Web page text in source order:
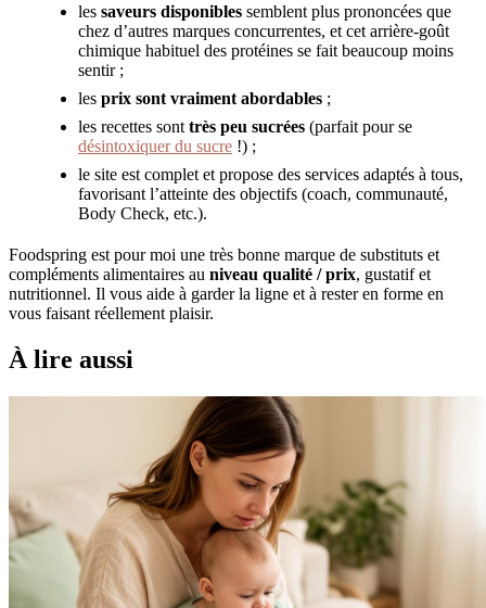
les saveurs disponibles semblent plus prononcées que
chez d’autres marques concurrentes, et cet arrière-goût
chimique habituel des protéines se fait beaucoup moins
sentir ;
les prix sont vraiment abordables ;
les recettes sont très peu sucrées (parfait pour se
désintoxiquer du sucre !) ;
le site est complet et propose des services adaptés à tous,
favorisant l’atteinte des objectifs (coach, communauté,
Body Check, etc.).
Foodspring est pour moi une très bonne marque de substituts et
compléments alimentaires au niveau qualité / prix, gustatif et
nutritionnel. Il vous aide à garder la ligne et à rester en forme en
vous faisant réellement plaisir.
À lire aussi